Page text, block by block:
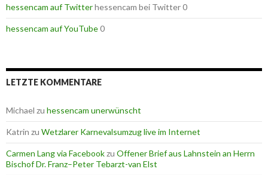
hessencam auf Twitterhessencam bei Twitter 0
hessencam auf YouTube0
LETZTE KOMMENTARE
Michael zu hessencam unerwünscht
Katrin zu Wetzlarer Karnevalsumzug live im Internet
Carmen Lang via Facebookzu Offener Brief aus Lahnstein an Herrn
Bischof Dr. Franz–Peter Tebarzt-van Elst